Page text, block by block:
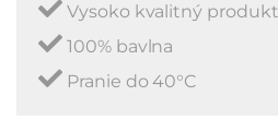
Vysoko kvalitný produkt
100% bavlna
Pranie do 40°C